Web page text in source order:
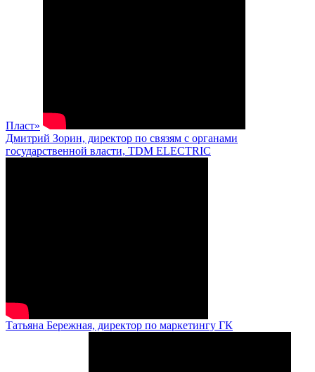
Пласт»
Дмитрий Зорин, директор по связям с органами
государственной власти, TDM ELECTRIC
Татьяна Бережная, директор по маркетингу ГК